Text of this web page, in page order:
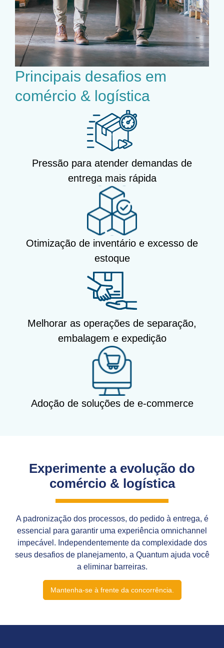
Principais desafios em
comércio & logística
Pressão para atender demandas de
entrega mais rápida
Otimização de inventário e excesso de
estoque
Melhorar as operações de separação,
embalagem e expedição
Adoção de soluções de e-commerce
Experimente a evolução do
comércio & logística
A padronização dos processos, do pedido à entrega, é
essencial para garantir uma experiência omnichannel
impecável. Independentemente da complexidade dos
seus desafios de planejamento, a Quantum ajuda você
a eliminar barreiras.
Mantenha-se à frente da concorrência.